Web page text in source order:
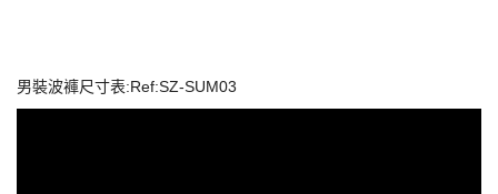
男裝波褲尺寸表:Ref:SZ-SUM03